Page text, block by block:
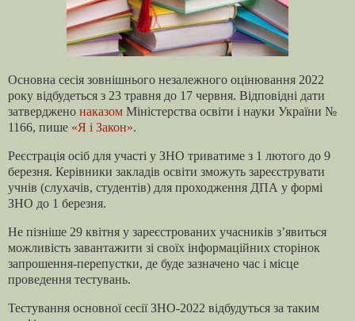
Основна сесія зовнішнього незалежного оцінювання 2022
року відбудеться з 23 травня до 17 червня. Відповідні дати
затверджено наказом Міністерства освіти і науки України №
1166, пише «Я і Закон».
Реєстрація осіб для участі у ЗНО триватиме з 1 лютого до 9
березня. Керівники закладів освіти зможуть зареєструвати
учнів (слухачів, студентів) для проходження ДПА у формі
ЗНО до 1 березня.
Не пізніше 29 квітня у зареєстрованих учасників з’явиться
можливість завантажити зі своїх інформаційних сторінок
запрошення-перепустки, де буде зазначено час і місце
проведення тестувань.
Тестування основної сесії ЗНО-2022 відбудуться за таким